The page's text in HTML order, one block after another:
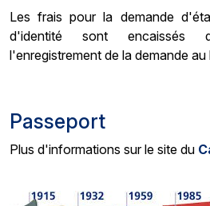
Les frais pour la demande
d'identité sont encaissés
l'enregistrement de la demande
Passeport
Plus d'informations sur le site du